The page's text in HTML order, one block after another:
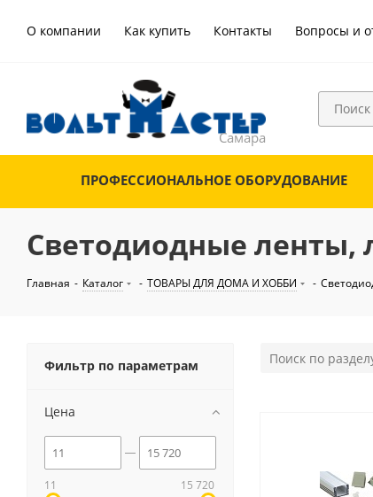
О компании Как купить Контакты Вопросы и
ПРОФЕССИОНАЛЬНОЕ ОБОРУДОВАНИЕ
Светодиодные ленты,
Главная - Каталог - ТОВАРЫ ДЛЯ ДОМА И ХОББИ -
Фильтр по параметрам
Цена
11 15 720